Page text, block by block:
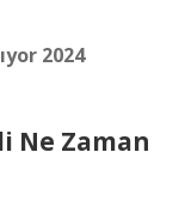
2024
Ne Zaman